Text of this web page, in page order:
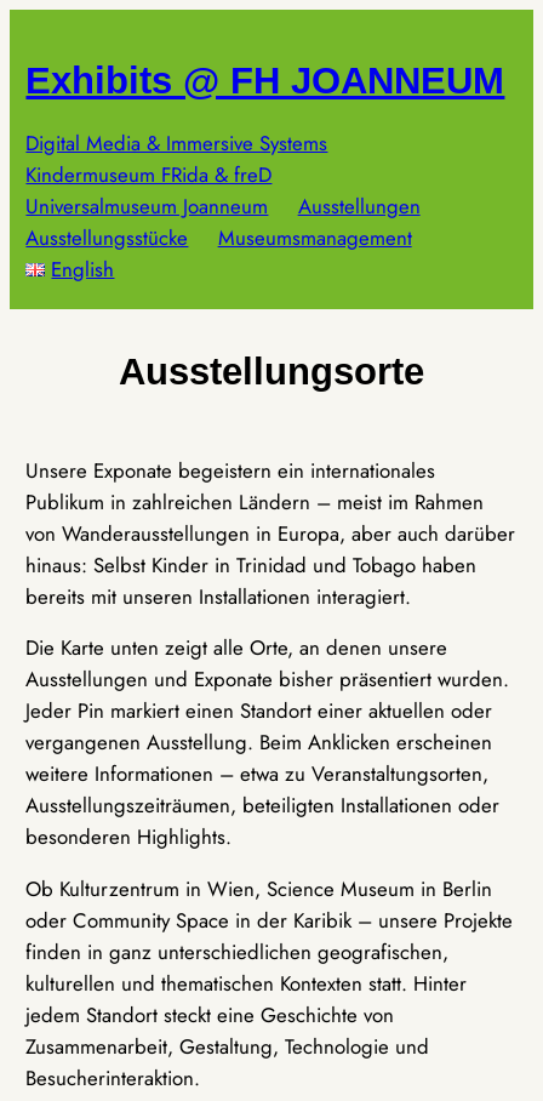
springen
Exhibits @ FH JOANNEUM
Digital Media & Immersive Systems
Kindermuseum FRida & freD
Universalmuseum Joanneum
Ausstellungen
Ausstellungsstücke
Museumsmanagement
English
Ausstellungsorte
Unsere Exponate begeistern ein internationales
Publikum in zahlreichen Ländern – meist im Rahmen
von Wanderausstellungen in Europa, aber auch darüber
hinaus: Selbst Kinder in Trinidad und Tobago haben
bereits mit unseren Installationen interagiert.
Die Karte unten zeigt alle Orte, an denen unsere
Ausstellungen und Exponate bisher präsentiert wurden.
Jeder Pin markiert einen Standort einer aktuellen oder
vergangenen Ausstellung. Beim Anklicken erscheinen
weitere Informationen – etwa zu Veranstaltungsorten,
Ausstellungszeiträumen, beteiligten Installationen oder
besonderen Highlights.
Ob Kulturzentrum in Wien, Science Museum in Berlin
oder Community Space in der Karibik – unsere Projekte
finden in ganz unterschiedlichen geografischen,
kulturellen und thematischen Kontexten statt. Hinter
jedem Standort steckt eine Geschichte von
Zusammenarbeit, Gestaltung, Technologie und
Besucherinteraktion.